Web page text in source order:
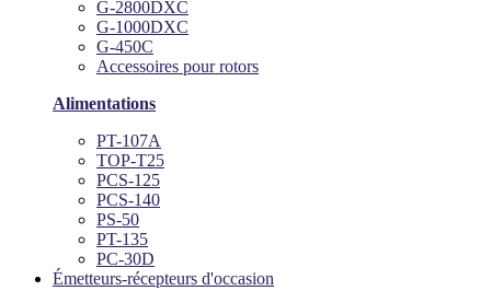
G-2800DXC
G-1000DXC
G-450C
Accessoires pour rotors
Alimentations
PT-107A
TOP-T25
PCS-125
PCS-140
PS-50
PT-135
PC-30D
Émetteurs-récepteurs d'occasion